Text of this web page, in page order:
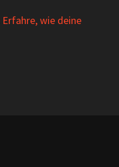
Erfahre, wie deine